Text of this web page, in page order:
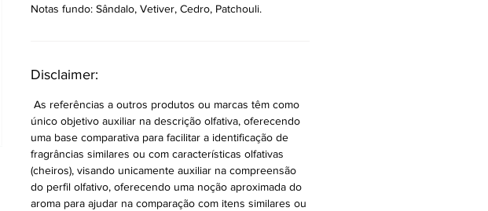
Notas fundo: Sândalo, Vetiver, Cedro, Patchouli.
Disclaimer:
As referências a outros produtos ou marcas têm como
único objetivo auxiliar na descrição olfativa, oferecendo
uma base comparativa para facilitar a identificação de
fragrâncias similares ou com características olfativas
(cheiros), visando unicamente auxiliar na compreensão
do perfil olfativo, oferecendo uma noção aproximada do
aroma para ajudar na comparação com itens similares ou